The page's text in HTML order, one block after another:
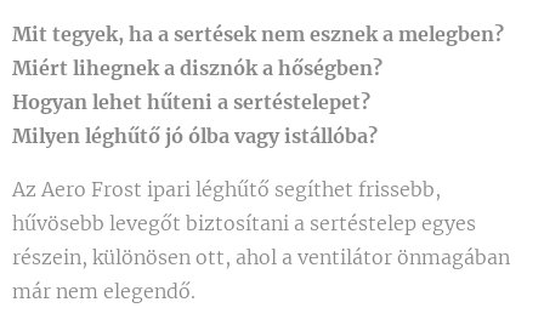
Mit tegyek, ha a sertések nem esznek a melegben?
Miért lihegnek a disznók a hőségben?
Hogyan lehet hűteni a sertéstelepet?
Milyen léghűtő jó ólba vagy istállóba?
Az Aero Frost ipari léghűtő segíthet frissebb,
hűvösebb levegőt biztosítani a sertéstelep egyes
részein, különösen ott, ahol a ventilátor önmagában
már nem elegendő.